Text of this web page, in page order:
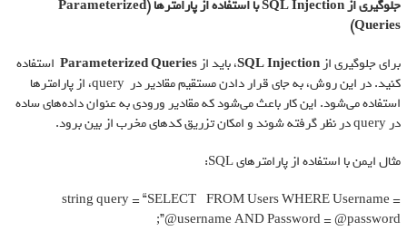
جلوگیری ازSQL Injection با استفاده از پارامترها (Parameterized
Queries)
برای جلوگیری ازSQL Injection، باید ازParameterized Queriesاستفاده
کنید. در این روش، به جای قرار دادن مستقیم مقادیر در query، از پارامترها
استفاده می‌شود. این کار باعث می‌شود که مقادیر ورودی به عنوان داده‌های ساده
در query در نظر گرفته شوند و امکان تزریق کدهای مخرب از بین برود.
مثال ایمن با استفاده از پارامترهای SQL:
string query = “SELECT * FROM Users WHERE Username =
@username AND Password = @password”;